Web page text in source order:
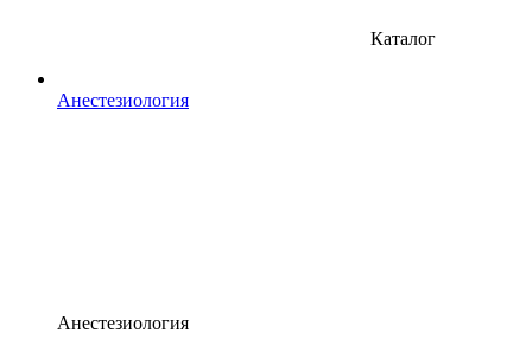
Каталог
Анестезиология
Анестезиология